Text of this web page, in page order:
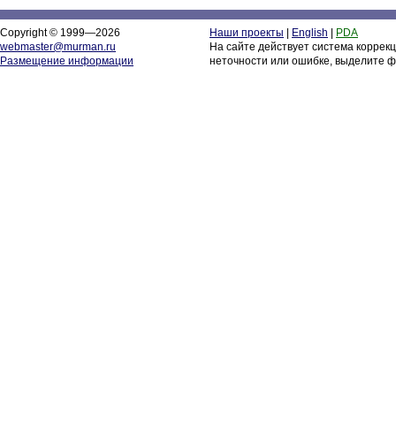
Copyright © 1999—2026
webmaster@murman.ru
Размещение информации
Наши проекты English
PDA
На сайте действует система
неточности или ошибке, выделите